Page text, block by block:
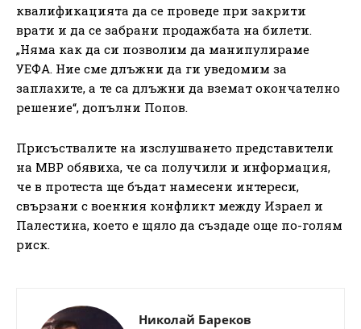
квалификацията да се проведе при закрити
врати и да се забрани продажбата на билети.
„Няма как да си позволим да манипулираме
УЕФА. Ние сме длъжни да ги уведомим за
заплахите, а те са длъжни да вземат окончателно
решение“, допълни Попов.
Присъствалите на изслушването представители
на МВР обявиха, че са получили и информация,
че в протеста ще бъдат намесени интереси,
свързани с военния конфликт между Израел и
Палестина, което е щяло да създаде още по-голям
риск.
Николай Бареков